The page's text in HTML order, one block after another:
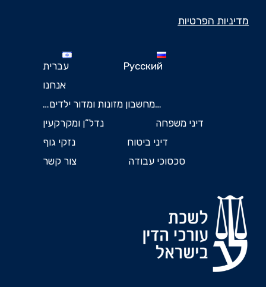
מדיניות הפרטיות
Русский
עברית
אנחנו
…מחשבון מזונות ומדור ילדים…
דיני משפחה
נדל”ן ומקרקעין
דיני ביטוח
נזקי גוף
סכסוכי עבודה
צור קשר